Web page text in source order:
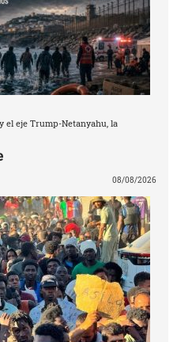
el eje Trump-Netanyahu, la
08/08/2026